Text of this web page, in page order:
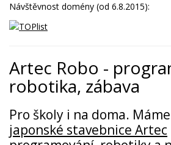
Návštěvnost domény (od 6.8.2015):
Artec Robo -
robotika, zábava
Pro školy i na doma.
japonské stavebnice Artec